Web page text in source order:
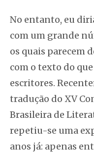
No entanto, eu
com um grande
os quais parecem
com o texto do
escritores.
tradução do XV
Brasileira de
repetiu-se uma
anos já: apenas